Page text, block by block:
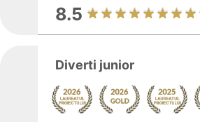
8.5
Diverti junior